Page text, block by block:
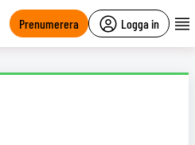
Prenumerera Logga in